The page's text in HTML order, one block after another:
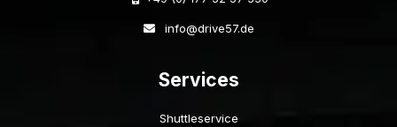
info@drive57.de
Services
Shuttleservice